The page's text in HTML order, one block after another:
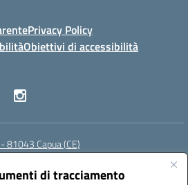
di tracciamento
Privacy Policy
Obiettivi di accessibilità
81043 Capua (CE)
cepm03000d@pec.istruzione.it